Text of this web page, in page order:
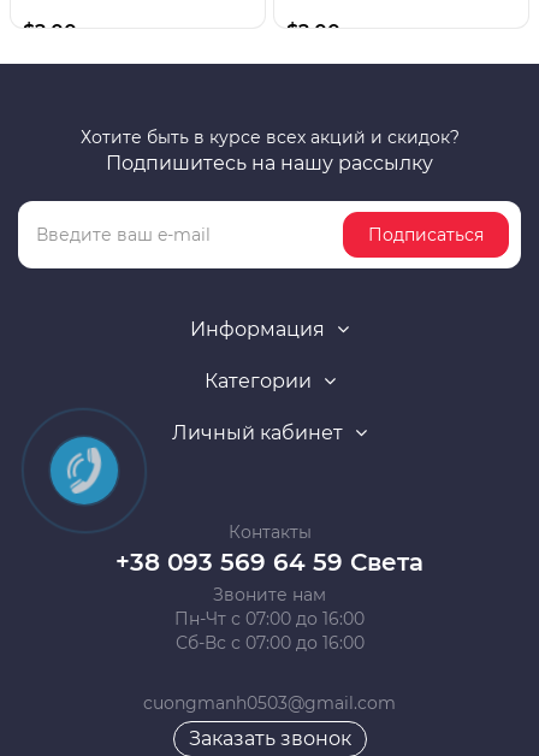
$2.00 $2.00
Хотите быть в курсе всех акций и скидок?
Подпишитесь на нашу рассылку
Подписаться
Информация
Категории
Личный кабинет
Контакты
+38 093 569 64 59 Света
Звоните нам
Пн-Чт с 07:00 до 16:00
Сб-Вс с 07:00 до 16:00
cuongmanh0503@gmail.com
Заказать звонок